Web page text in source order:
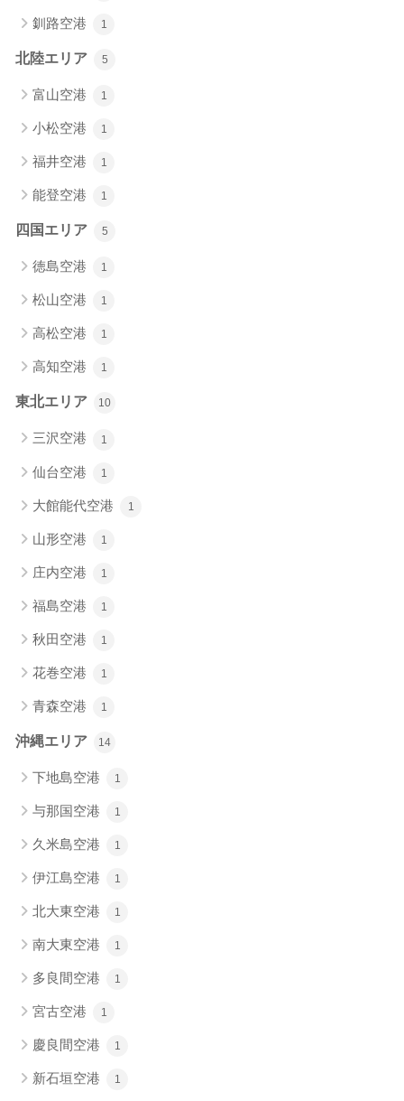
釧路空港 1
北陸エリア 5
富山空港 1
小松空港 1
福井空港 1
能登空港 1
四国エリア 5
徳島空港 1
松山空港 1
高松空港 1
高知空港 1
東北エリア 10
三沢空港 1
仙台空港 1
大館能代空港 1
山形空港 1
庄内空港 1
福島空港 1
秋田空港 1
花巻空港 1
青森空港 1
沖縄エリア 14
下地島空港 1
与那国空港 1
久米島空港 1
伊江島空港 1
北大東空港 1
南大東空港 1
多良間空港 1
宮古空港 1
慶良間空港 1
新石垣空港 1